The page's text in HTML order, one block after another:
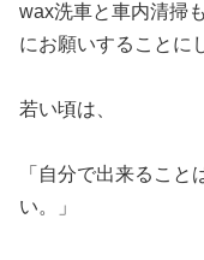
wax洗車と車内清掃
にお願いすることに
若い頃は、
「自分で出来るこ
い。」